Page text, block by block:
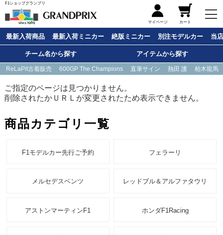
F1ショップグランプリ
マイページ カート
最新入荷商品 最新入荷ミニカー 絶版ミニカー 別注モデルカー 当
チーム名から探す アイテムから探す
ReLaPit古着販売 600GP The Champions 直筆サイン 熱田 護 柏木龍馬
ご指定のページは見つかりません。
削除されたかＵＲＬが変更されたため表示できません。
商品カテゴリ一覧
F1モデルカー先行ご予約 フェラーリ
メルセデスベンツ レッドブル＆アルファタウリ
アストンマーティンF1 ホンダF1Racing